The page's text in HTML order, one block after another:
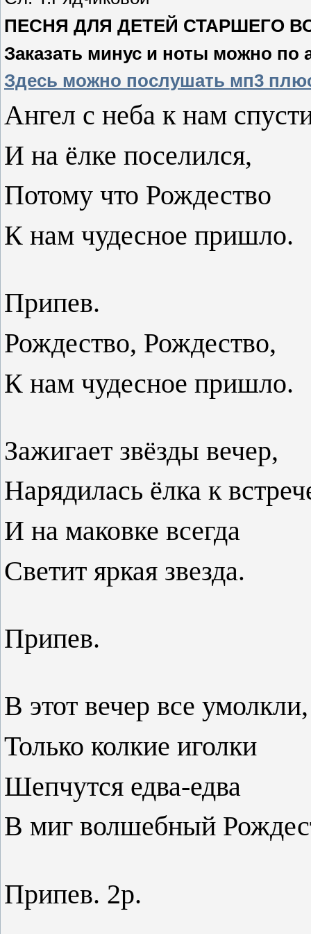
ПЕСНЯ ДЛЯ ДЕТЕЙ СТАРШЕГО
Заказать минус и ноты можно по
Здесь можно послушать мп3
Ангел с неба к нам
И на ёлке поселился,
Потому что Рождество
К нам чудесное пришло.
Припев.
Рождество, Рождество,
К нам чудесное пришло.
Зажигает звёзды вечер,
Нарядилась ёлка к
И на маковке всегда
Светит яркая звезда.
Припев.
В этот вечер все умолкли,
Только колкие иголки
Шепчутся едва-едва
В миг волшебный
Припев. 2р.